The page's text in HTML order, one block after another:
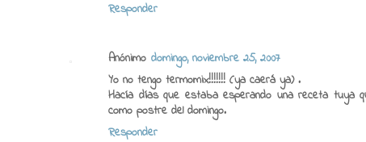
Responder
Anónimo domingo, noviembre 25, 2007
Yo no tengo termomix!!!!!!! (ya caerá ya) .
Hacía días que estaba esperando una receta tuya
como postre del domingo.
Responder